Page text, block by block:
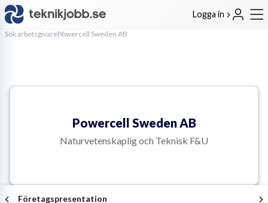
Logga in
Sök arbetsgivarePowercell Sweden AB
Powercell Sweden AB
Naturvetenskaplig och Teknisk F&U
Företagspresentation